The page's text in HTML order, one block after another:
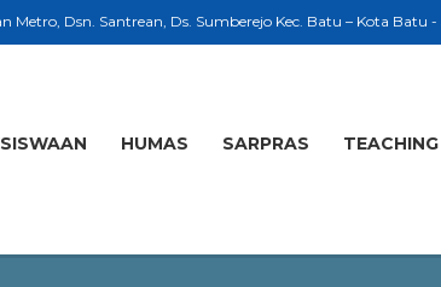
Metro, Dsn. Santrean, Ds. Sumberejo Kec. Batu – Kota Batu
HUMAS SARPRAS